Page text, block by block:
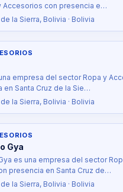
Accesorios con presencia e…
la Sierra, Bolivia · Bolivia
empresa del sector Ropa y
en Santa Cruz de la Sie…
la Sierra, Bolivia · Bolivia
Gya
es una empresa del sector
presencia en Santa Cruz de…
la Sierra, Bolivia · Bolivia